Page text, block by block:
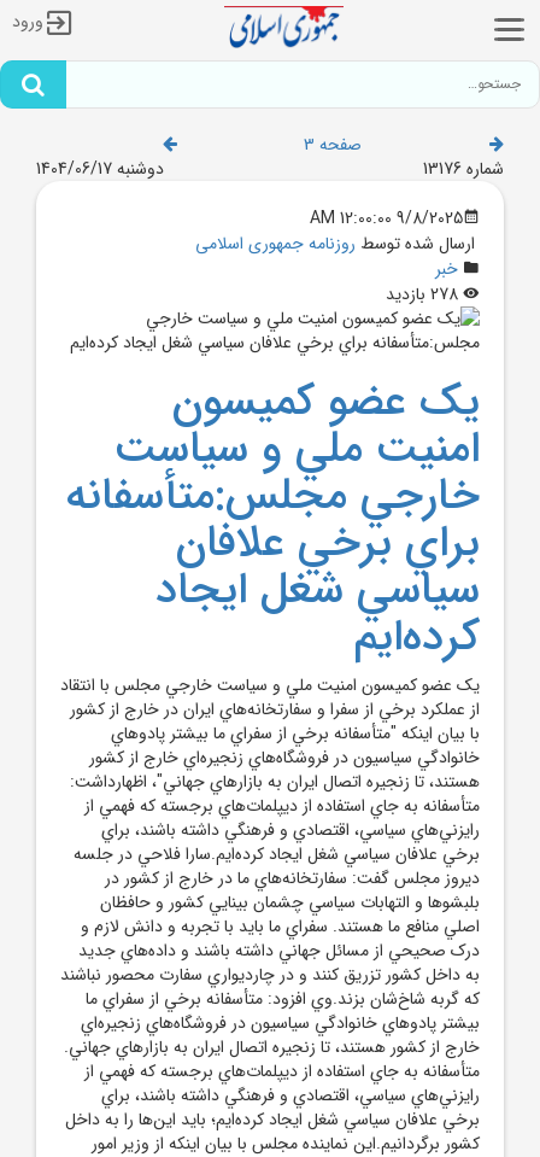
ورود
صفحه 3
شماره 13176
دوشنبه 1404/06/17
9/8/2025 12:00:00 AM
ارسال شده توسط روزنامه جمهوری اسلامی
خبر
يک عضو کميسون
امنيت ملي و سياست
خارجي مجلس:متأسفانه
براي برخي علافان
سياسي شغل ايجاد
کرده‌ايم
يک عضو کميسون امنيت ملي و سياست خارجي مجلس با انتقاد
از عملکرد برخي از سفرا و سفارتخانه‌هاي ايران در خارج از کشور
با بيان اينکه "متأسفانه برخي از سفراي ما بيشتر پادوهاي
خانوادگي سياسيون در فروشگاه‌هاي زنجيره‌اي خارج از کشور
هستند، تا زنجيره اتصال ايران به بازارهاي جهاني"، اظهارداشت:
متأسفانه به جاي استفاده از ديپلمات‌هاي برجسته که فهمي از
رايزني‌هاي سياسي، اقتصادي و فرهنگي داشته باشند، براي
برخي علافان سياسي شغل ايجاد کرده‌ايم.سارا فلاحي در جلسه
ديروز مجلس گفت: سفارتخانه‌هاي ما در خارج از کشور در
بلبشوها و التهابات سياسي چشمان بينايي کشور و حافظان
اصلي منافع ما هستند. سفراي ما بايد با تجربه و دانش لازم و
درک صحيحي از مسائل جهاني داشته باشند و داده‌هاي جديد
به داخل کشور تزريق کنند و در چارديواري سفارت محصور نباشند
که گربه شاخ‌شان بزند.وي افزود: متأسفانه برخي از سفراي ما
بيشتر پادوهاي خانوادگي سياسيون در فروشگاه‌هاي زنجيره‌اي
خارج از کشور هستند، تا زنجيره اتصال ايران به بازارهاي جهاني.
متأسفانه به جاي استفاده از ديپلمات‌هاي برجسته که فهمي از
رايزني‌هاي سياسي، اقتصادي و فرهنگي داشته باشند، براي
برخي علافان سياسي شغل ايجاد کرده‌ايم؛ بايد اين‌ها را به داخل
کشور برگردانيم.اين نماينده مجلس با بيان اينکه از وزير امور